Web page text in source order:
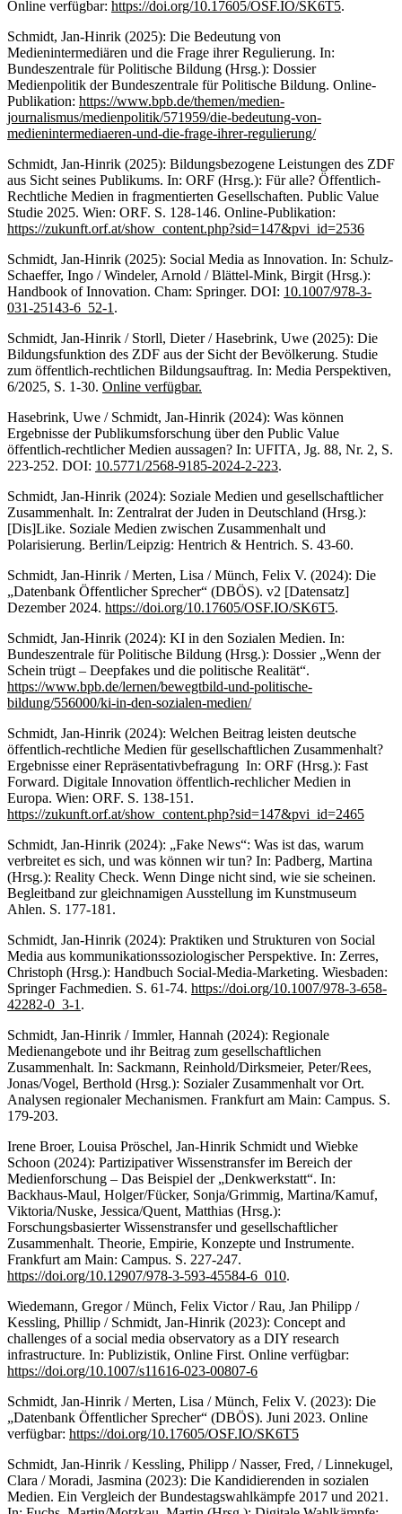
Online verfügbar: https://doi.org/10.17605/OSF.IO/SK6T5.
Schmidt, Jan-Hinrik (2025): Die Bedeutung von
Medienintermediären und die Frage ihrer Regulierung. In:
Bundeszentrale für Politische Bildung (Hrsg.): Dossier
Medienpolitik der Bundeszentrale für Politische Bildung. Online-
Publikation: https://www.bpb.de/themen/medien-
journalismus/medienpolitik/571959/die-bedeutung-von-
medienintermediaeren-und-die-frage-ihrer-regulierung/
Schmidt, Jan-Hinrik (2025): Bildungsbezogene Leistungen des ZDF
aus Sicht seines Publikums. In: ORF (Hrsg.): Für alle? Öffentlich-
Rechtliche Medien in fragmentierten Gesellschaften. Public Value
Studie 2025. Wien: ORF. S. 128-146. Online-Publikation:
https://zukunft.orf.at/show_content.php?sid=147&pvi_id=2536
Schmidt, Jan-Hinrik (2025): Social Media as Innovation. In: Schulz-
Schaeffer, Ingo / Windeler, Arnold / Blättel-Mink, Birgit (Hrsg.):
Handbook of Innovation. Cham: Springer. DOI: 10.1007/978-3-
031-25143-6_52-1 .
Schmidt, Jan-Hinrik / Storll, Dieter / Hasebrink, Uwe (2025): Die
Bildungsfunktion des ZDF aus der Sicht der Bevölkerung. Studie
zum öffentlich-rechtlichen Bildungsauftrag. In: Media Perspektiven,
6/2025, S. 1-30. Online verfügbar.
Hasebrink, Uwe / Schmidt, Jan-Hinrik (2024): Was können
Ergebnisse der Publikumsforschung über den Public Value
öffentlich-rechtlicher Medien aussagen? In: UFITA, Jg. 88, Nr. 2, S.
223-252. DOI: 10.5771/2568-9185-2024-2-223.
Schmidt, Jan-Hinrik (2024): Soziale Medien und gesellschaftlicher
Zusammenhalt. In: Zentralrat der Juden in Deutschland (Hrsg.):
[Dis]Like. Soziale Medien zwischen Zusammenhalt und
Polarisierung. Berlin/Leipzig: Hentrich & Hentrich. S. 43-60.
Schmidt, Jan-Hinrik / Merten, Lisa / Münch, Felix V. (2024): Die
„Datenbank Öffentlicher Sprecher“ (DBÖS). v2 [Datensatz]
Dezember 2024. https://doi.org/10.17605/OSF.IO/SK6T5.
Schmidt, Jan-Hinrik (2024): KI in den Sozialen Medien. In:
Bundeszentrale für Politische Bildung (Hrsg.): Dossier „Wenn der
Schein trügt – Deepfakes und die politische Realität“.
https://www.bpb.de/lernen/bewegtbild-und-politische-
bildung/556000/ki-in-den-sozialen-medien/
Schmidt, Jan-Hinrik (2024): Welchen Beitrag leisten deutsche
öffentlich-rechtliche Medien für gesellschaftlichen Zusammenhalt?
Ergebnisse einer Repräsentativbefragung In: ORF (Hrsg.): Fast
Forward. Digitale Innovation öffentlich-rechlicher Medien in
Europa. Wien: ORF. S. 138-151.
https://zukunft.orf.at/show_content.php?sid=147&pvi_id=2465
Schmidt, Jan-Hinrik (2024): „Fake News“: Was ist das, warum
verbreitet es sich, und was können wir tun? In: Padberg, Martina
(Hrsg.): Reality Check. Wenn Dinge nicht sind, wie sie scheinen.
Begleitband zur gleichnamigen Ausstellung im Kunstmuseum
Ahlen. S. 177-181.
Schmidt, Jan-Hinrik (2024): Praktiken und Strukturen von Social
Media aus kommunikationssoziologischer Perspektive. In: Zerres,
Christoph (Hrsg.): Handbuch Social-Media-Marketing. Wiesbaden:
Springer Fachmedien. S. 61-74. https://doi.org/10.1007/978-3-658-
42282-0_3-1 .
Schmidt, Jan-Hinrik / Immler, Hannah (2024): Regionale
Medienangebote und ihr Beitrag zum gesellschaftlichen
Zusammenhalt. In: Sackmann, Reinhold/Dirksmeier, Peter/Rees,
Jonas/Vogel, Berthold (Hrsg.): Sozialer Zusammenhalt vor Ort.
Analysen regionaler Mechanismen. Frankfurt am Main: Campus. S.
179-203.
Irene Broer, Louisa Pröschel, Jan-Hinrik Schmidt und Wiebke
Schoon (2024): Partizipativer Wissenstransfer im Bereich der
Medienforschung – Das Beispiel der „Denkwerkstatt“. In:
Backhaus-Maul, Holger/Fücker, Sonja/Grimmig, Martina/Kamuf,
Viktoria/Nuske, Jessica/Quent, Matthias (Hrsg.):
Forschungsbasierter Wissenstransfer und gesellschaftlicher
Zusammenhalt. Theorie, Empirie, Konzepte und Instrumente.
Frankfurt am Main: Campus. S. 227-247.
https://doi.org/10.12907/978-3-593-45584-6_010.
Wiedemann, Gregor / Münch, Felix Victor / Rau, Jan Philipp /
Kessling, Phillip / Schmidt, Jan-Hinrik (2023): Concept and
challenges of a social media observatory as a DIY research
infrastructure. In: Publizistik, Online First. Online verfügbar:
https://doi.org/10.1007/s11616-023-00807-6
Schmidt, Jan-Hinrik / Merten, Lisa / Münch, Felix V. (2023): Die
„Datenbank Öffentlicher Sprecher“ (DBÖS). Juni 2023. Online
verfügbar: https://doi.org/10.17605/OSF.IO/SK6T5
Schmidt, Jan-Hinrik / Kessling, Philipp / Nasser, Fred, / Linnekugel,
Clara / Moradi, Jasmina (2023): Die Kandidierenden in sozialen
Medien. Ein Vergleich der Bundestagswahlkämpfe 2017 und 2021.